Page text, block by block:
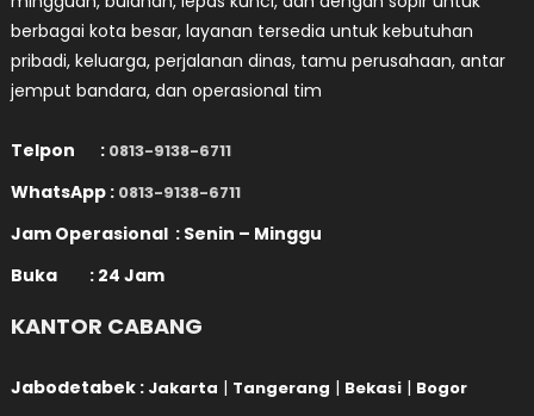
berbagai kota besar, layanan tersedia untuk kebutuhan
pribadi, keluarga, perjalanan dinas, tamu perusahaan, antar
jemput bandara, dan operasional tim
Telpon : 0813-9138-6711
WhatsApp : 0813-9138-6711
Jam Operasional : Senin – Minggu
Buka : 24 Jam
KANTOR CABANG
Jabodetabek : Jakarta | Tangerang | Bekasi | Bogor